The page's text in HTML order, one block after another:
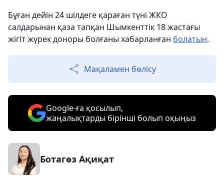
Бұған дейін 24 шілдеге қараған түні ЖКО
салдарынан қаза тапқан Шымкенттік 18 жастағы
жігіт жүрек доноры болғаны хабарланған болатын.
Мақаламен бөлісу
Google-ға қосылып,
жаңалықтарды бірінші болып оқыңыз
Ботагөз Ақиқат